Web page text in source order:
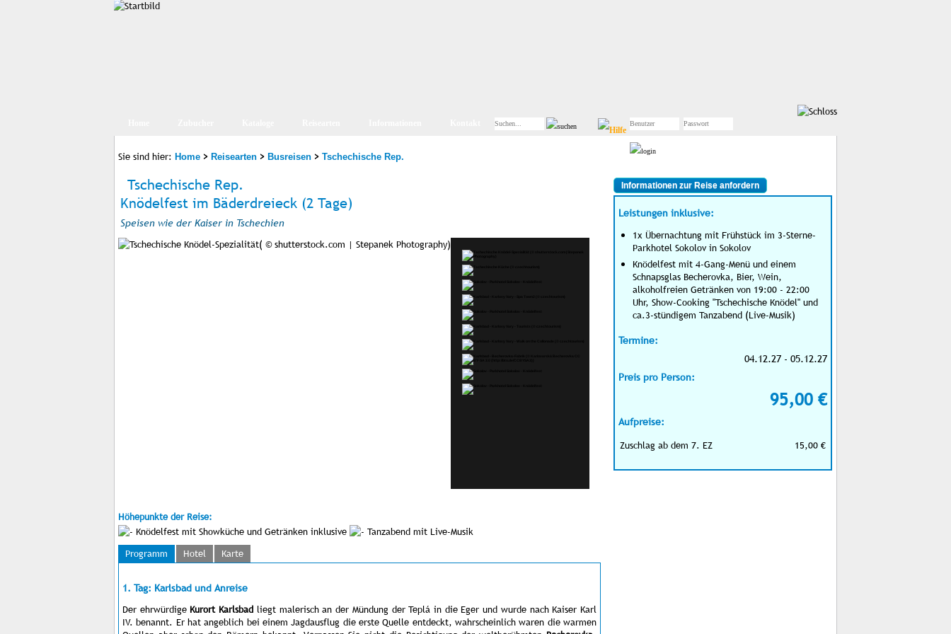
Sie sind hier: Home > Reisearten > Busreisen > Tschechische Rep.
Tschechische Rep.
Knödelfest im Bäderdreieck (2 Tage)
Speisen wie der Kaiser in Tschechien
Höhepunkte der Reise:
Knödelfest mit Showküche und Getränken inklusive
Tanzabend mit Live-Musik
Programm
Hotel Karte
1. Tag: Karlsbad und Anreise
Der ehrwürdige Kurort Karlsbad liegt malerisch an der Mündung der Teplá in die Eger und wurde nach Kaiser Karl
IV. benannt. Er hat angeblich bei einem Jagdausflug die erste Quelle entdeckt, wahrscheinlich waren die warmen
Informationen zur Reise anfordern
Leistungen inklusive:
1x Übernachtung mit Frühstück im 3-Sterne-
Parkhotel Sokolov in Sokolov
Knödelfest mit 4-Gang-Menü und einem
Schnapsglas Becherovka, Bier, Wein,
alkoholfreien Getränken von 19:00 - 22:00
Uhr, Show-Cooking "Tschechische Knödel" und
ca.3-stündigem Tanzabend (Live-Musik)
Termine:
04.12.27 - 05.12.27
Preis pro Person:
95,00 €
Aufpreise:
Zuschlag ab dem 7. EZ
15,00 €